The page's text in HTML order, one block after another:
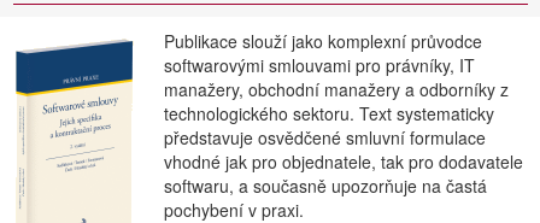
Publikace slouží jako komplexní průvodce
softwarovými smlouvami pro právníky, IT
manažery, obchodní manažery a odborníky z
technologického sektoru. Text systematicky
představuje osvědčené smluvní formulace
vhodné jak pro objednatele, tak pro dodavatele
softwaru, a současně upozorňuje na častá
pochybení v praxi.